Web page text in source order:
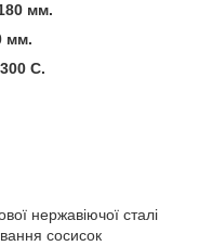
мм.
мм.
С.
нержавіючої сталі
сосисок